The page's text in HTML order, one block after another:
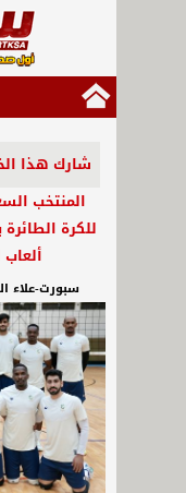
شارك هذا
المنتخب
للكرة
ألعاب
سبورت-علاء